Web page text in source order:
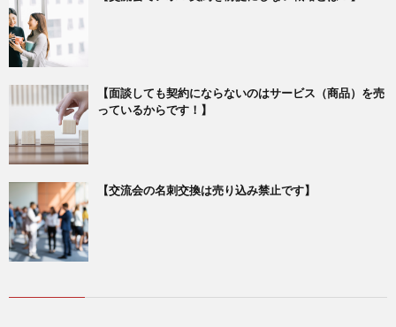
【面談しても契約にならないのはサービス（商品）を売
っているからです！】
【交流会の名刺交換は売り込み禁止です】